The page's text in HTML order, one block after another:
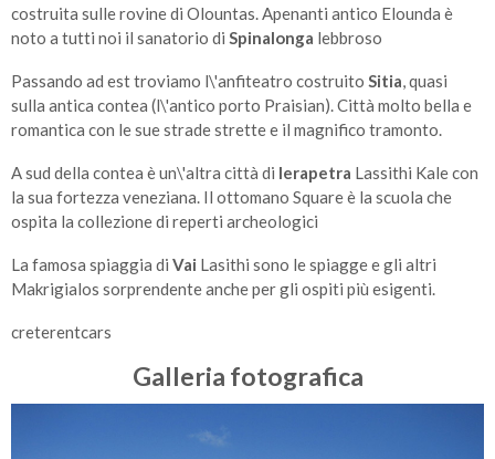
costruita sulle rovine di Olountas. Apenanti antico Elounda è
noto a tutti noi il sanatorio di Spinalonga lebbroso
Passando ad est troviamo l\'anfiteatro costruito Sitia, quasi
sulla antica contea (l\'antico porto Praisian). Città molto bella e
romantica con le sue strade strette e il magnifico tramonto.
A sud della contea è un\'altra città di Ierapetra Lassithi Kale con
la sua fortezza veneziana. Il ottomano Square è la scuola che
ospita la collezione di reperti archeologici
La famosa spiaggia di Vai Lasithi sono le spiagge e gli altri
Makrigialos sorprendente anche per gli ospiti più esigenti.
creterentcars
Galleria fotografica